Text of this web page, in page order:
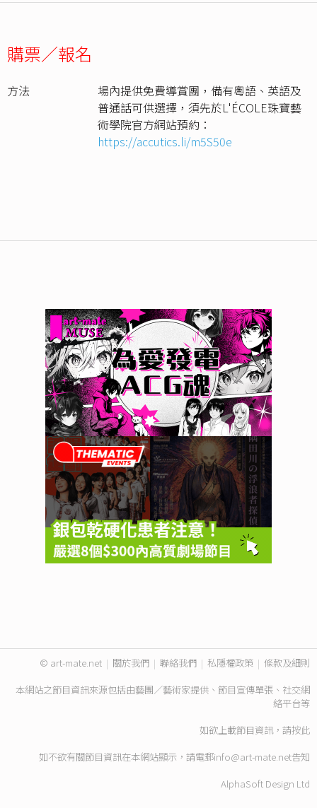
購票／報名
方法
場內提供免費導賞團，備有粵語、英語及
普通話可供選擇，須先於L'ÉCOLE珠寶藝
術學院官方網站預約：
https://accutics.li/m5S50e
© art-mate.net | 關於我們 | 聯絡我們 | 私隱權政策 | 條款及細則
本網站之節目資訊來源包括由藝團／藝術家提供、節目宣傳單張、社交網
絡平台等
如欲上載節目資訊，請按此
如不欲有關節目資訊在本網站顯示，請電郵info@art-mate.net告知
AlphaSoft Design Ltd